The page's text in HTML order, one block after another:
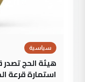
سياسية
هيئة الحج
استمارة قرعة